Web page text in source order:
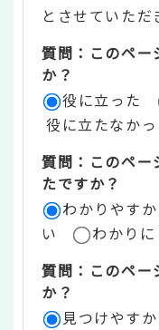
ツ
評
価
リ
ア
とさせていただ
質問：このペー
か？
役に立った
役に立たなかっ
質問：このペー
たですか？
わかりやす
い
わかり
質問：このペー
か？
見つけやす